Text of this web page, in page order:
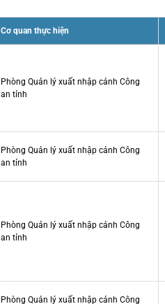
Cơ quan thực hiện
Phòng Quản lý xuất nhập cảnh Công
an tỉnh
Phòng Quản lý xuất nhập cảnh Công
an tỉnh
Phòng Quản lý xuất nhập cảnh Công
an tỉnh
Phòng Quản lý xuất nhập cảnh Công